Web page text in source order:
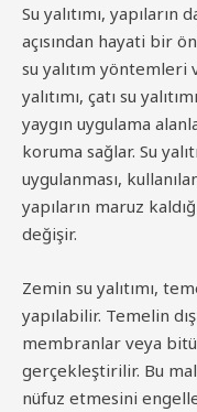
Su yalıtımı, yapıların
açısından hayati bir
su yalıtım
yalıtımı, çatı su
yaygın uygulama
koruma sağlar. Su
uygulanması,
yapıların maruz
değişir.
Zemin su yalıtımı,
yapılabilir. Temelin
membranlar veya
gerçekleştirilir. Bu
nüfuz etmesini